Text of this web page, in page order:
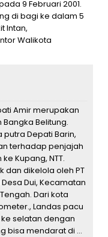
9 Februari 2001.
di bagi ke dalam 5
Intan,
Walikota
Amir merupakan
Belitung.
Depati Barin,
terhadap penjajah
Kupang, NTT.
dan dikelola oleh PT
Dui, Kecamatan
Dari kota
Landas pacu
selatan dengan
bisa mendarat di ...